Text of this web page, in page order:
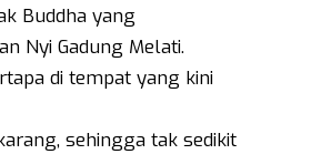
Buddha yang
Nyi Gadung Melati.
di tempat yang kini
sehingga tak sedikit